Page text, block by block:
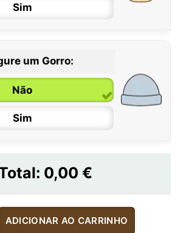
Sim
um Gorro:
Não
Sim
0,00 €
ADICIONAR AO CARRINHO